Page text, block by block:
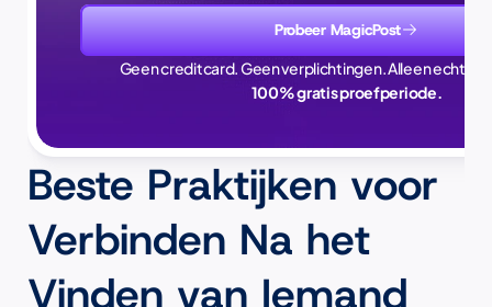
Probeer MagicPost
Geen creditcard. Geen verplichtingen. Alleen echte
100% gratis proefperiode.
Beste Praktijken voor
Verbinden Na het
Vinden van Iemand